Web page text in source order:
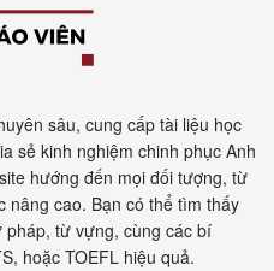
sâu, cung cấp tài liệu học
sẻ kinh nghiệm chinh phục Anh
hướng đến mọi đối tượng, từ
nâng cao. Bạn có thể tìm thấy
từ vựng, cùng các bí
hoặc TOEFL hiệu quả.